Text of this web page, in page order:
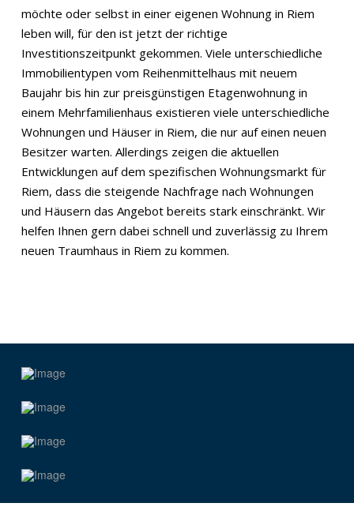
möchte oder selbst in einer eigenen Wohnung in Riem
leben will, für den ist jetzt der richtige
Investitionszeitpunkt gekommen. Viele unterschiedliche
Immobilientypen vom Reihenmittelhaus mit neuem
Baujahr bis hin zur preisgünstigen Etagenwohnung in
einem Mehrfamilienhaus existieren viele unterschiedliche
Wohnungen und Häuser in Riem, die nur auf einen neuen
Besitzer warten. Allerdings zeigen die aktuellen
Entwicklungen auf dem spezifischen Wohnungsmarkt für
Riem, dass die steigende Nachfrage nach Wohnungen
und Häusern das Angebot bereits stark einschränkt. Wir
helfen Ihnen gern dabei schnell und zuverlässig zu Ihrem
neuen Traumhaus in Riem zu kommen.